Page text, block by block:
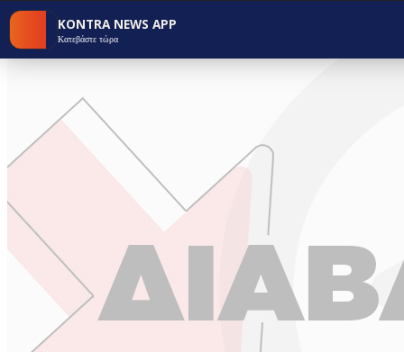
KONTRA NEWS APP
Κατεβάστε τώρα